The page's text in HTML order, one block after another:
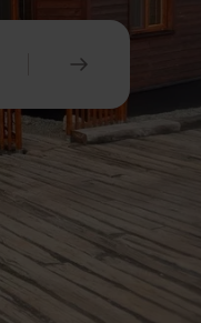
PREDCHÁDZAJÚCI